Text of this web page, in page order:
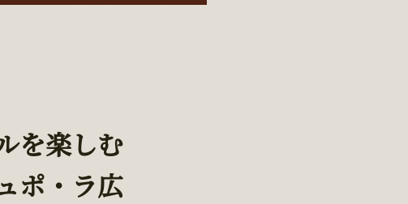
を楽しむ
ポ・ラ広